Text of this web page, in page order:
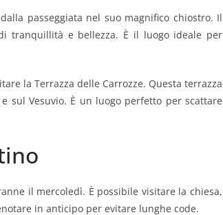
passeggiata nel suo magnifico chiostro. Il
tranquillità e bellezza. È il luogo ideale per
la Terrazza delle Carrozze. Questa terrazza
sul Vesuvio. È un luogo perfetto per scattare
il mercoledì. È possibile visitare la chiesa,
in anticipo per evitare lunghe code.